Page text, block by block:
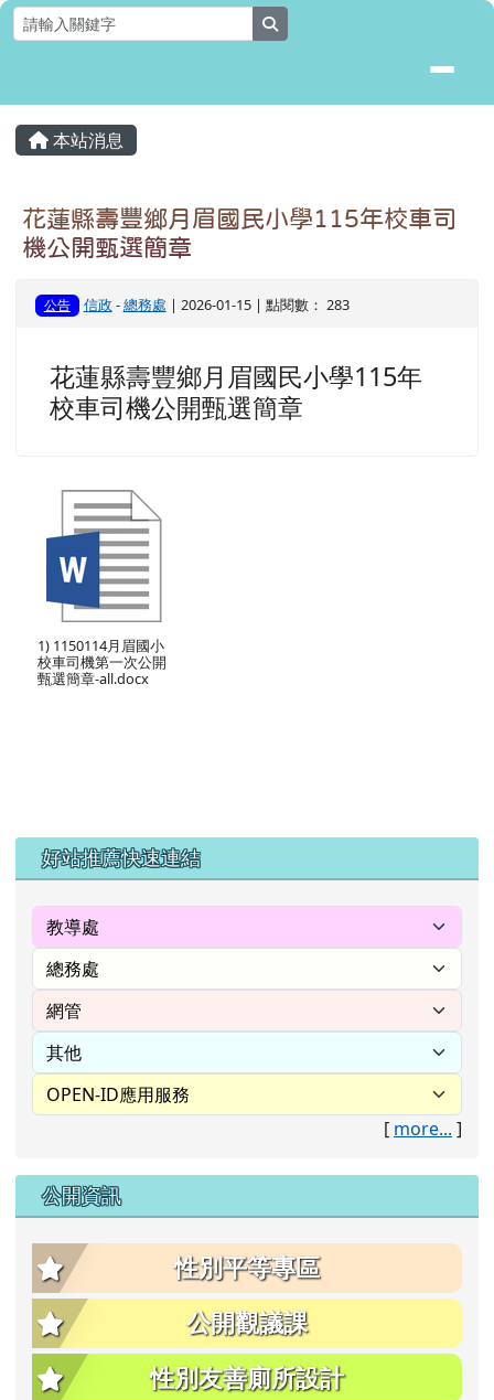
跳至主內容區
花蓮縣壽豐鄉月眉國民小學全球資
主內容區域
本站消息
花蓮縣壽豐鄉月眉國民小學115年校車司
機公開甄選簡章
公告 信政 -總務處 | 2026-01-15 | 點閱數： 283
花蓮縣壽豐鄉月眉國民小學115年
校車司機公開甄選簡章
1) 1150114月眉國小
校車司機第一次公開
甄選簡章-all.docx
左邊區域內容
好站推薦快速連結
[ more... ]
公開資訊
性別平等專區
公開觀議課
性別友善廁所設計
頁尾區域